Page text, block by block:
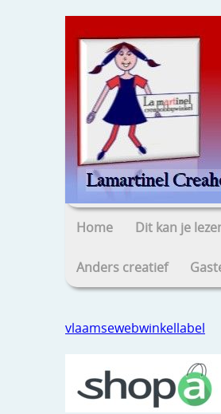
Home Dit kan je
Anders creatief
vlaamsewebwinkellabel